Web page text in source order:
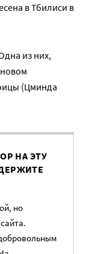
в Тбилиси в
из них,
(Цминда
НА ЭТУ
но